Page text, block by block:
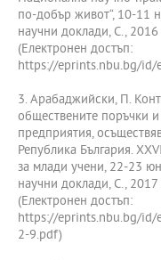
по-добър живот“, 10-11
научни доклади, С.,
(Електронен достъп:
https://eprints.nbu.bg/id/
3. Арабаджийски, П.
обществените поръчки
предприятия,
Република България.
за млади учени, 22-23
научни доклади, С.,
(Електронен достъп:
https://eprints.nbu.bg/id/
2-9.pdf)